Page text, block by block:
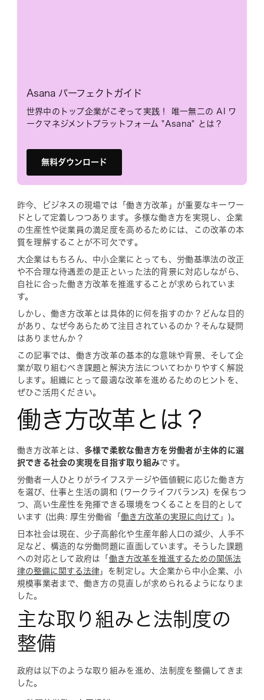
Asana パーフェクトガイド
世界中のトップ企業がこぞって実践！ 唯一無二の AI ワ
ークマネジメントプラットフォーム "Asana" とは？
無料ダウンロード
昨今、ビジネスの現場では「働き方改革」が重要なキーワー
ドとして定着しつつあります。多様な働き方を実現し、企業
の生産性や従業員の満足度を高めるためには、この改革の本
質を理解することが不可欠です。
大企業はもちろん、中小企業にとっても、労働基準法の改正
や不合理な待遇差の是正といった法的背景に対応しながら、
自社に合った働き方改革を推進することが求められていま
す。
しかし、働き方改革とは具体的に何を指すのか？どんな目的
があり、なぜ今あらためて注目されているのか？そんな疑問
はありませんか？
この記事では、働き方改革の基本的な意味や背景、そして企
業が取り組むべき課題と解決方法についてわかりやすく解説
します。組織にとって最適な改革を進めるためのヒントを、
ぜひご活用ください。
働き方改革とは？
働き方改革とは、 多様で柔軟な働き方を労働者が主体的に選
択できる社会の実現を目指す取り組みです。
労働者一人ひとりがライフステージや価値観に応じた働き方
を選び、仕事と生活の調和 (ワークライフバランス) を保ちつ
つ、高い生産性を発揮できる環境をつくることを目的として
います (出典: 厚生労働省「 働き方改革の実現に向けて 」)。
日本社会は現在、少子高齢化や生産年齢人口の減少、人手不
足など、構造的な労働問題に直面しています。そうした課題
への対応として政府は「 働き方改革を推進するための関係法
律の整備に関する法律」を制定し。大企業から中小企業、小
規模事業者まで、働き方の見直しが求められるようになりま
した。
主な取り組みと法制度の
整備
政府は以下のような取り組みを進め、法制度を整備してきま
した。